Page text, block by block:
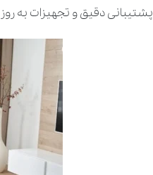
پشتیبانی دقیق و تجهیزات به‌